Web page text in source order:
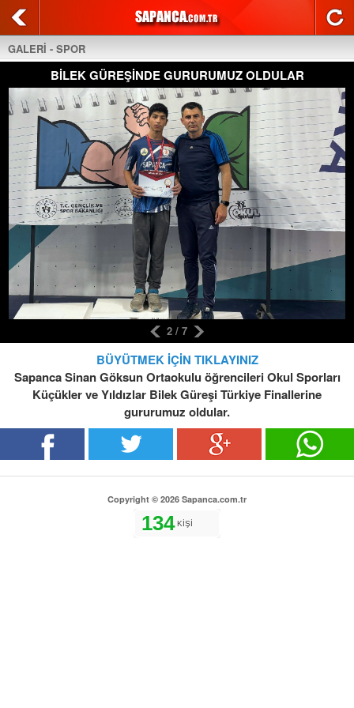
GALERİ - SPOR
BİLEK GÜREŞİNDE GURURUMUZ OLDULAR
2 / 7
BÜYÜTMEK İÇİN TIKLAYINIZ
Sapanca Sinan Göksun Ortaokulu öğrencileri Okul Sporları
Küçükler ve Yıldızlar Bilek Güreşi Türkiye Finallerine
gururumuz oldular.
Copyright © 2026 Sapanca.com.tr